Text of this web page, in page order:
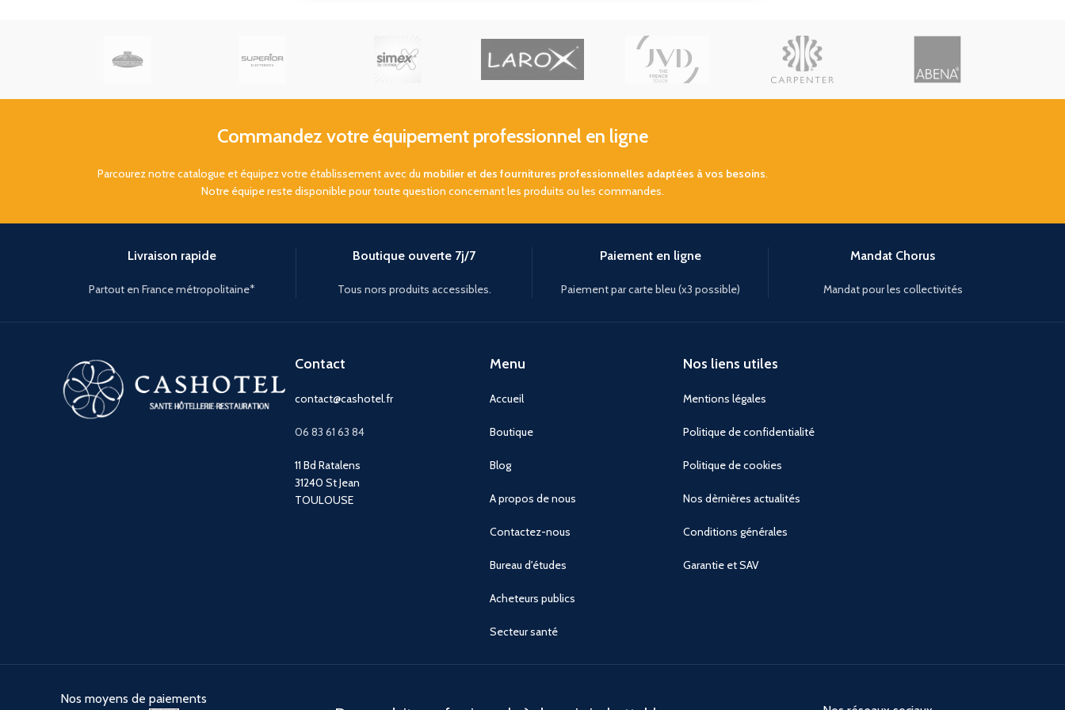
Commandez votre équipement professionnel en ligne
Parcourez notre catalogue et équipez votre établissement avec du mobilier et des fournitures professionnelles adaptées à vos besoins.
Notre équipe reste disponible pour toute question concernant les produits ou les commandes.
Livraison rapide
Partout en France métropolitaine*
Boutique ouverte 7j/7
Tous nors produits accessibles.
Paiement en ligne
Paiement par carte bleu (x3 possible)
Mandat Chorus
Mandat pour les collectivités
Contact
contact@cashotel.fr
06 83 61 63 84
11 Bd Ratalens
31240 St Jean
TOULOUSE
Menu
Accueil
Boutique
Blog
A propos de nous
Contactez-nous
Bureau d'études
Acheteurs publics
Secteur santé
Nos liens utiles
Mentions légales
Politique de confidentialité
Politique de cookies
Nos dèrnières actualités
Conditions générales
Garantie et SAV
Nos moyens de paiements